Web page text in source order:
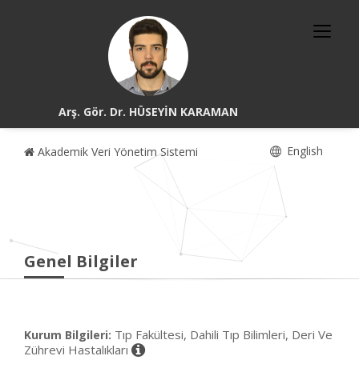
Arş. Gör. Dr. HÜSEYİN KARAMAN
Akademik Veri Yönetim Sistemi English
Genel Bilgiler
Kurum Bilgileri: Tıp Fakültesi, Dahili Tıp Bilimleri, Deri Ve
Zührevi Hastalıkları